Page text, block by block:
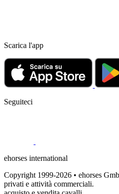
Scarica l'app
Seguiteci
ehorses international
Copyright 1999-2026 • ehorses
privati e attività commerciali.